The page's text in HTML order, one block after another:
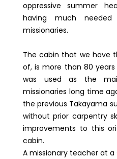
oppressive summer
having much
missionaries.
The cabin that we have
of, is more than 80
was used as the
missionaries long time
the previous Takayama
without prior carpentry
improvements to this
cabin.
A missionary teacher at a